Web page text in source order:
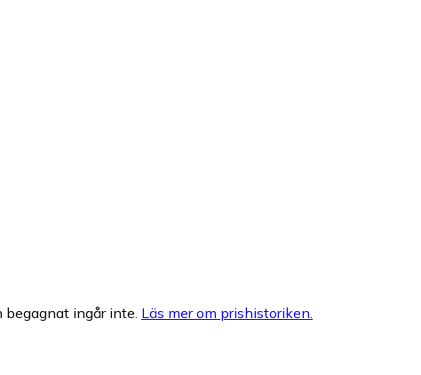
begagnat ingår inte. Läs mer om prishistoriken.